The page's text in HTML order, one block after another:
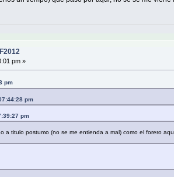
pm »
pm
pm
pm
a titulo postumo (no se me entienda a mal) como el forero